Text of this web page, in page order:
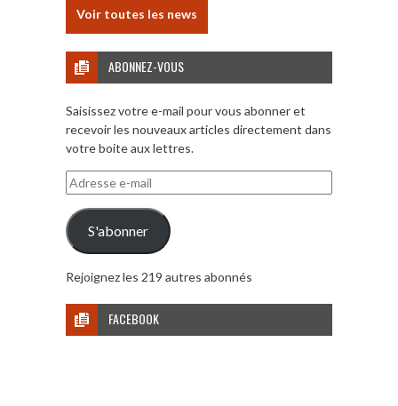
Voir toutes les news
ABONNEZ-VOUS
Saisissez votre e-mail pour vous abonner et
recevoir les nouveaux articles directement dans
votre boite aux lettres.
Adresse
e-
mail
S'abonner
Rejoignez les 219 autres abonnés
FACEBOOK